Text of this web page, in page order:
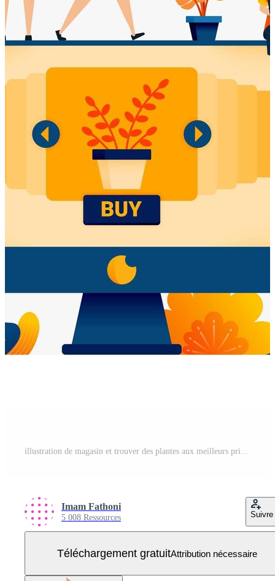
illustration de magasin et trouver des plantes aux meilleurs prix. e-commerce et services de livraison avec applications mobiles. à la recherche de plantes monstera en ligne. modèle de page de destination pour le web, sites Web, site, bannière, flyer Vecteur Gratuit
Imam Fathoni
5 008 Ressources Suivre
Téléchargement gratuitAttribution nécessaire